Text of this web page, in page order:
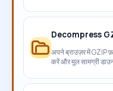
Decompress
अपने ब्राउज़र में GZIP
करें और मूल सामग्री